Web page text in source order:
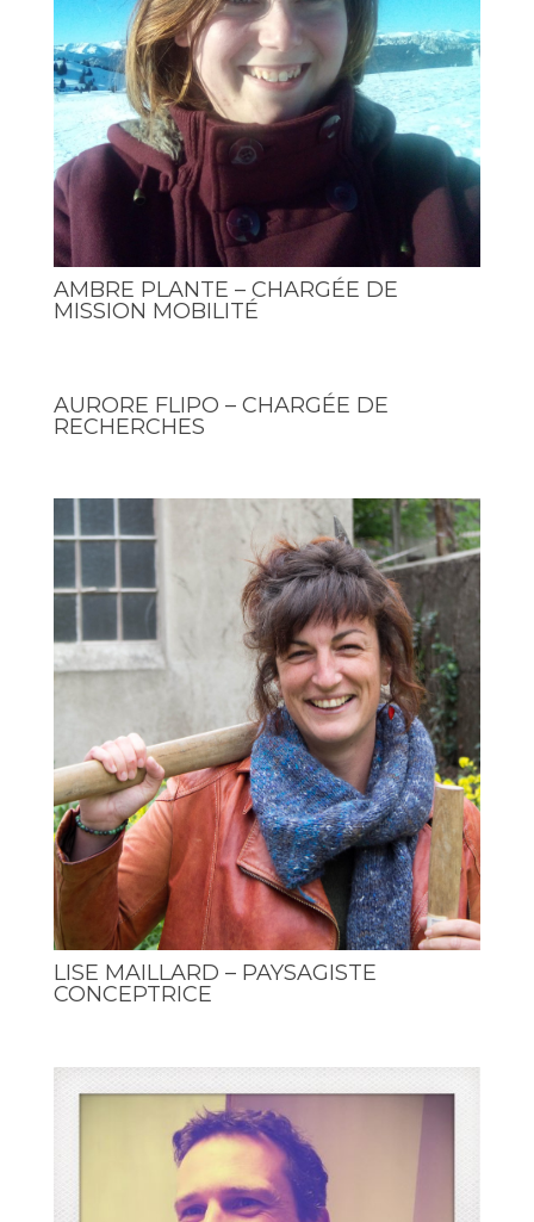
AMBRE PLANTE – CHARGÉE DE
MISSION MOBILITÉ
AURORE FLIPO – CHARGÉE DE
RECHERCHES
LISE MAILLARD – PAYSAGISTE
CONCEPTRICE